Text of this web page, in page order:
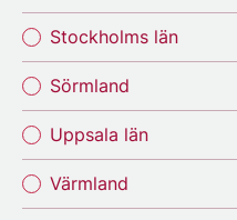
Stockholms län
Sörmland
Uppsala län
Värmland